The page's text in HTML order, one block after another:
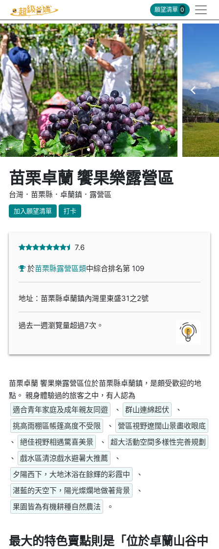
願望清單 0
苗栗卓蘭 饗果樂露營區
台灣．苗栗縣．卓蘭鎮．露營區
加入願望清單 打卡
7.6
於苗栗縣露營區類中綜合排名第 109
地址：苗栗縣卓蘭鎮內灣里東盛31之2號
過去一週瀏覽量超過7次。
苗栗卓蘭 饗果樂露營區位於苗栗縣卓蘭鎮，是頗受歡迎的地
點。 親身體驗過的旅客之中，有人認為
適合青年家庭及成年親友同遊
、 群山連綿起伏
、
挑高雨棚區帳篷高度不受限
、
營區視野遼闊山景盡收眼底
、
絕佳視野相遇驚喜美景 、
超大活動空間多樣性完善規劃
、
戲水區清涼戲水避暑大推薦
、
夕陽西下，大地沐浴在餘輝的彩霞中
、
湛藍的天空下，陽光燦爛地做著背景
、
果園皆為有機耕種自然農法
。
最大的特色賣點則是「位於卓蘭山谷中